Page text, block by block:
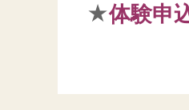
★体験申